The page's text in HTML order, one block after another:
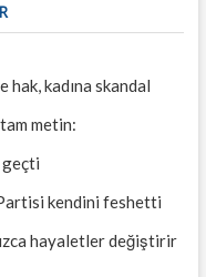
hak, kadına skandal
metin:
geçti
kendini feshetti
hayaletler değiştirir